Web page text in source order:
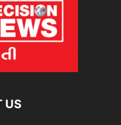
US